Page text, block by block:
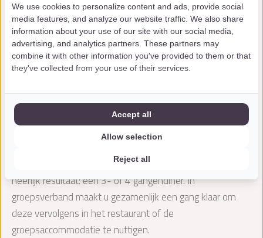
We use cookies to personalize content and ads, provide social
media features, and analyze our website traffic. We also share
information about your use of our site with our social media,
advertising, and analytics partners. These partners may
combine it with other information you've provided to them or that
they've collected from your use of their services.
Reject all
Allow selection
Accept all
hartelijke ontvangst met een hapje en een drankje door
onze professionele kok neemt hij u mee in de wereld van
het koken. De kok heeft alles al voorbereid, een 3- of 4
gangenmenu samengesteld, boodschappen gedaan en
Wat is uw doel?
Bij de kookworkshop staat bourgondische gezelligheid
collega’s bent, we maken er een leuke avond van met een
heerlijk resultaat: een 3- of 4 gangendiner. In
groepsverband maakt u gezamenlijk een gang klaar om
deze vervolgens in het restaurant of de
groepsaccommodatie te nuttigen.